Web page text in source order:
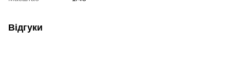
Відгуки